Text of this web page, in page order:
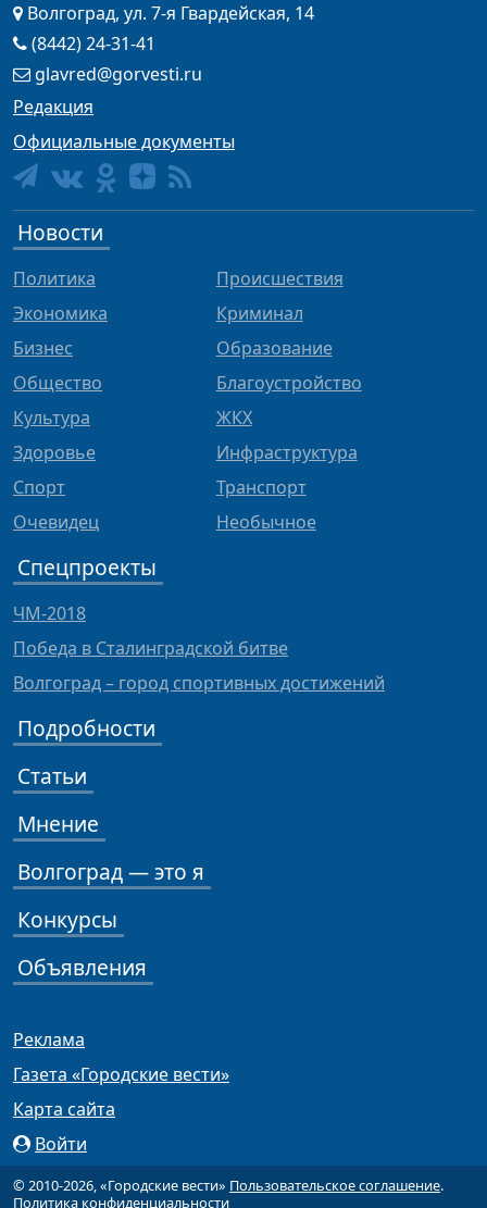
Волгоград, ул. 7-я Гвардейская, 14
(8442) 24-31-41
glavred@gorvesti.ru
Редакция
Официальные документы
Новости
Политика
Экономика
Бизнес
Общество
Культура
Здоровье
Спорт
Очевидец
Происшествия
Криминал
Образование
Благоустройство
ЖКХ
Инфраструктура
Транспорт
Необычное
Спецпроекты
ЧМ-2018
Победа в Сталинградской битве
Волгоград – город спортивных достижений
Подробности
Статьи
Мнение
Волгоград — это я
Конкурсы
Объявления
Реклама
Газета «Городские вести»
Карта сайта
Войти
© 2010-2026, «Городские вести» Пользовательское соглашение.
Политика конфиденциальности